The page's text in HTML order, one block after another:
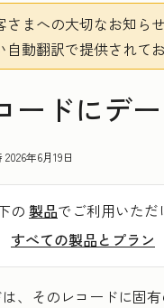
さまへの大切なお知ら
自動翻訳で提供されて
ードにデ
2026年6月19日
の 製品でご利用いただ
すべての製品とプラン
、そのレコードに固